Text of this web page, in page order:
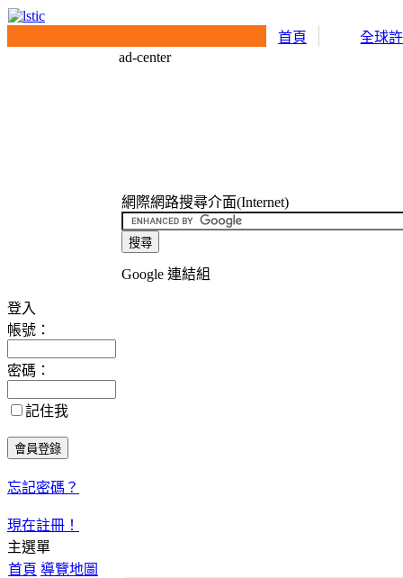
首頁 全球
登入
帳號：
密碼：
記住我
忘記密碼？
現在註冊！
主選單
首頁 導覽地圖
ad-center
網際網路搜尋介面(Internet)
Google 連結組